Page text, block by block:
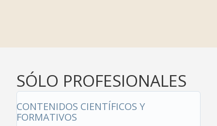
SÓLO PROFESIONALES
CONTENIDOS CIENTÍFICOS Y
FORMATIVOS